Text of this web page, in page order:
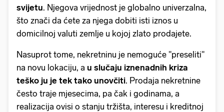
svijetu. Njegova vrijednost je globalno univerzalna,
što znači da ćete za njega dobiti isti iznos u
domicilnoj valuti zemlje u kojoj zlato prodajete.
Nasuprot tome, nekretninu je nemoguće ''preseliti''
na novu lokaciju, a u slučaju iznenadnih kriza
teško ju je tek tako unovčiti. Prodaja nekretnine
često traje mjesecima, pa čak i godinama, a
realizacija ovisi o stanju tržišta, interesu i kreditnoj